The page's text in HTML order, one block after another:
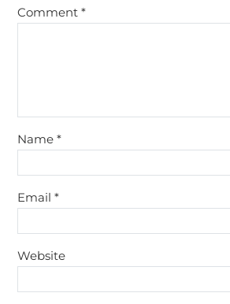
Comment *
Name *
Email *
Website